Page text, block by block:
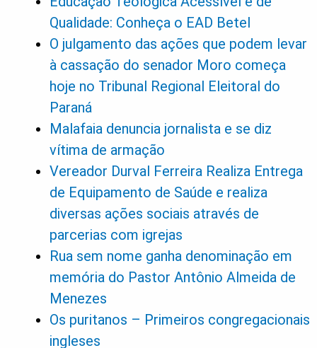
Qualidade: Conheça o EAD Betel
O julgamento das ações que podem levar
à cassação do senador Moro começa
hoje no Tribunal Regional Eleitoral do
Paraná
Malafaia denuncia jornalista e se diz
vítima de armação
Vereador Durval Ferreira Realiza Entrega
de Equipamento de Saúde e realiza
diversas ações sociais através de
parcerias com igrejas
Rua sem nome ganha denominação em
memória do Pastor Antônio Almeida de
Menezes
Os puritanos – Primeiros congregacionais
ingleses